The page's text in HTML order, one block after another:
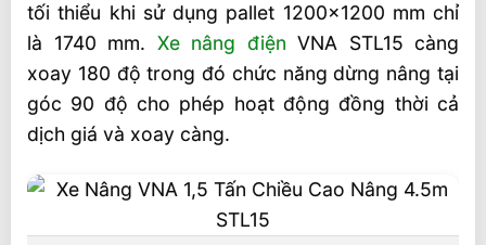
tối thiểu khi sử dụng pallet 1200×1200 mm chỉ
là 1740 mm. Xe nâng điện VNA STL15 càng
xoay 180 độ trong đó chức năng dừng nâng tại
góc 90 độ cho phép hoạt động đồng thời cả
dịch giá và xoay càng.